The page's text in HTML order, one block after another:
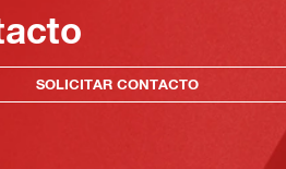
SOLICITAR CONTACTO